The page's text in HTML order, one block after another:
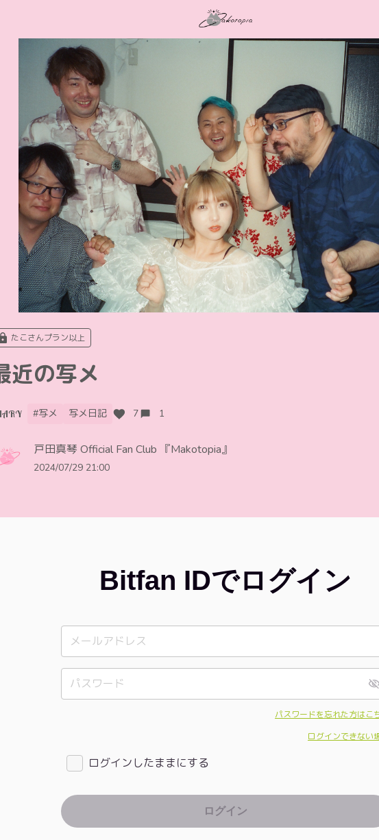
たこさんプラン以上
近の写メ
#写メ 写メ日記 7 1
戸田真琴 Official Fan Club 『Makotopia』
2024/07/29 21:00
Bitfan IDでログイン
パスワードを忘れた方はこ
ログインできない
ログインしたままにする